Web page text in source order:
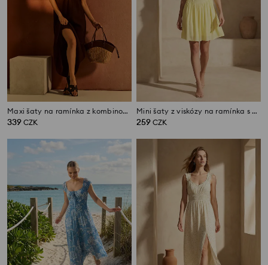
Maxi šaty na ramínka z kombinovaných materiálů
339 CZK
Mini šaty z viskózy na ramínka s volánem
259 CZK